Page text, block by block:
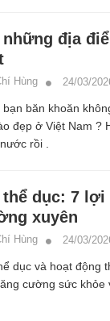
những địa
Hùng 24/03/
bạn băn khoăn
đẹp ở Việt Nam ?
rồi .
thể dục: 7
xuyên
Hùng 24/03/
dục và hoạt động
cường sức khỏe